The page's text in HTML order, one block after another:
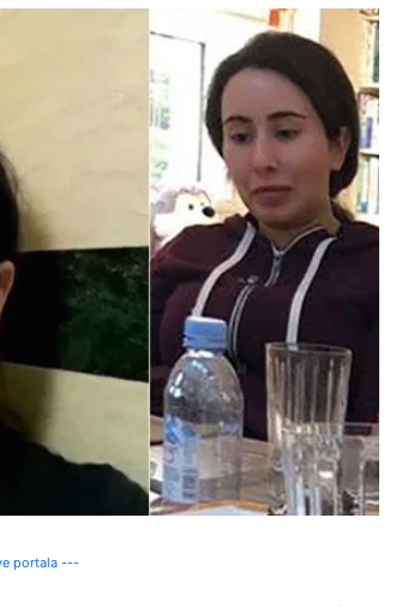
portala ---